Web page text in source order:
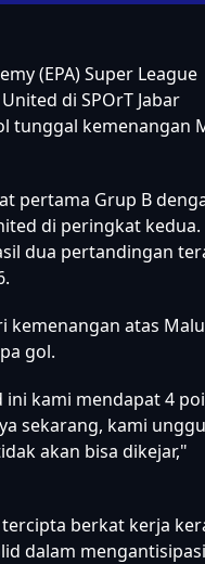
(EPA) Super League
di SPOrT Jabar
tunggal kemenangan
pertama Grup B
di peringkat kedua.
dua pertandingan
kemenangan atas
gol.
kami mendapat 4
sekarang, kami
akan bisa dikejar,"
berkat kerja
dalam mengantisipasi